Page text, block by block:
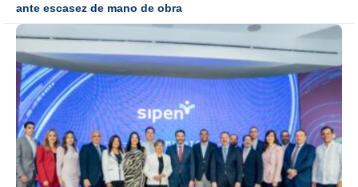
ante escasez de mano de obra